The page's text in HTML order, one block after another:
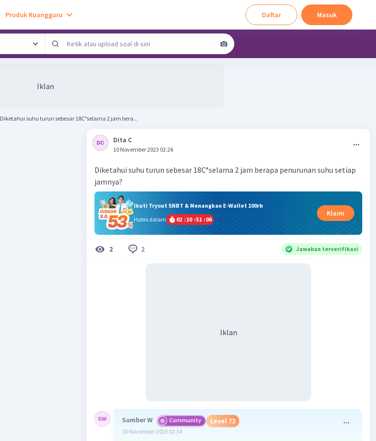
Produk Ruangguru Daftar Masuk
Iklan
Diketahui suhu turun sebesar 18C°selama 2 jam bera...
Dita C
10 November 2023 02:26
Diketahui suhu turun sebesar 18C°selama 2 jam berapa penurunan suhu setiap
jamnya?
Ikuti Tryout SNBT & Menangkan E-Wallet 100rb
Habis dalam
02 :10 :51 :06
Klaim
2 2 Jawaban terverifikasi
Iklan
Sumber W Community Level 72
10 November 2023 02:34